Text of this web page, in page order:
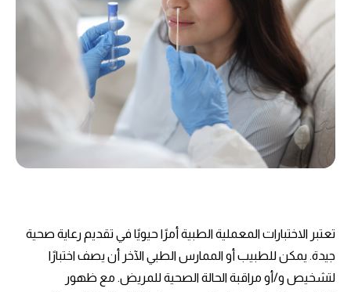
تعتبر الاختبارات المعملية الطبية أمرًا حيويًا في تقديم رعاية صحية
جيدة. يمكن للطبيب أو الممارس الطبي الآخر أن يصف اختبارًا
لتشخيص و/أو مراقبة الحالة الصحية للمريض. مع ظهور